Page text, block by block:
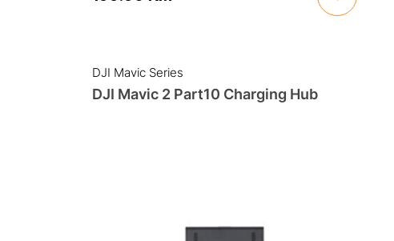
DJI Mavic Series
DJI Mavic 2 Part10 Charging Hub